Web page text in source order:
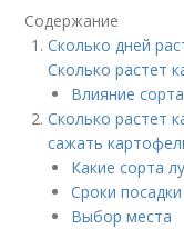
Содержание
Сколько дней
Сколько растет
Влияние
Сколько растет
сажать
Какие сорта
Сроки посадки
Выбор места